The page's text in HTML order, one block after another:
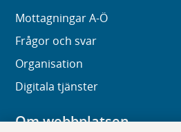
Mottagningar A-Ö
Frågor och svar
Organisation
Digitala tjänster
Om webbplatsen